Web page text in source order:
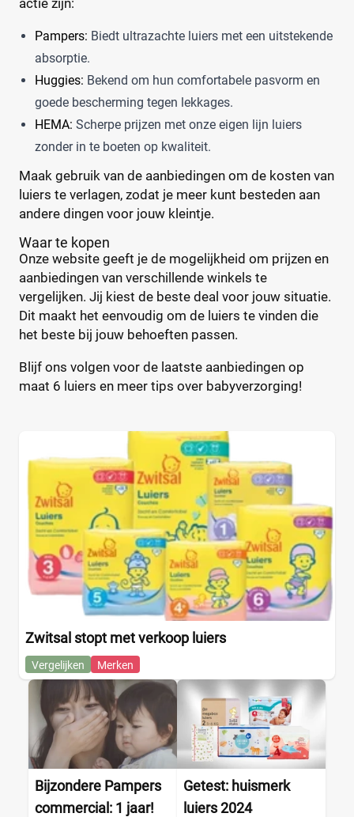
Pampers: Biedt ultrazachte luiers met een uitstekende
absorptie.
Huggies: Bekend om hun comfortabele pasvorm en
goede bescherming tegen lekkages.
HEMA: Scherpe prijzen met onze eigen lijn luiers
zonder in te boeten op kwaliteit.
Maak gebruik van de aanbiedingen om de kosten van
luiers te verlagen, zodat je meer kunt besteden aan
andere dingen voor jouw kleintje.
Waar te kopen
Onze website geeft je de mogelijkheid om prijzen en
aanbiedingen van verschillende winkels te
vergelijken. Jij kiest de beste deal voor jouw situatie.
Dit maakt het eenvoudig om de luiers te vinden die
het beste bij jouw behoeften passen.
Blijf ons volgen voor de laatste aanbiedingen op
maat 6 luiers en meer tips over babyverzorging!
Zwitsal stopt met verkoop luiers
Vergelijken Merken
Bijzondere Pampers
commercial: 1 jaar!
Getest: huismerk
luiers 2024